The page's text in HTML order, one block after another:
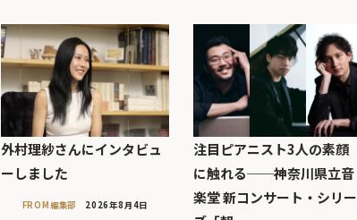
外村理紗さんにインタビュ
ーしました
FROM編集部 2026年8月4日
注目ピアニスト3人の素顔
に触れる──神奈川県立音
楽堂 新コンサート・シリー